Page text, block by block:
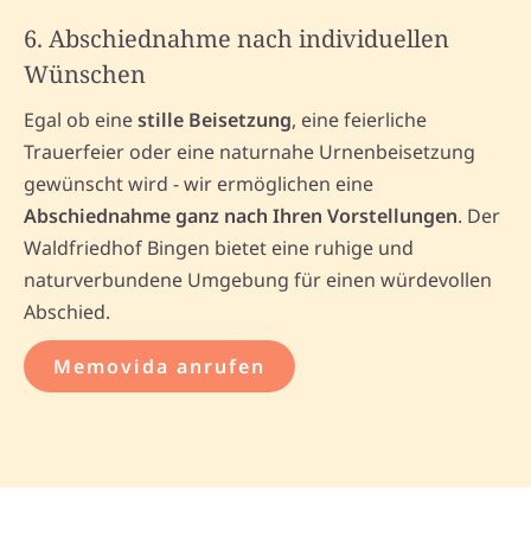
6. Abschiednahme nach individuellen
Wünschen
Egal ob einestille Beisetzung, eine feierliche
Trauerfeier oder eine naturnahe Urnenbeisetzung
gewünscht wird - wir ermöglichen eine
Abschiednahme ganz nach Ihren Vorstellungen. Der
Waldfriedhof Bingen bietet eine ruhige und
naturverbundene Umgebung für einen würdevollen
Abschied.
Memovida anrufen